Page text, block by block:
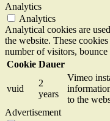
Analytics
Analytics
Analytical cookies are
the website. These
number of visitors,
Cookie Dauer
vuid
2
years
Vimeo
to the
Advertisement